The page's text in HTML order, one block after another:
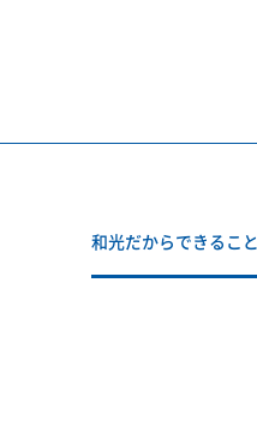
和光だからできること